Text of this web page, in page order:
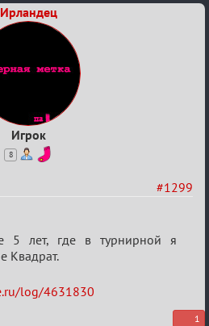
Ирландец
Игрок
8
#1299
5 лет, где в турнирной я
Квадрат.
log/4631830
1